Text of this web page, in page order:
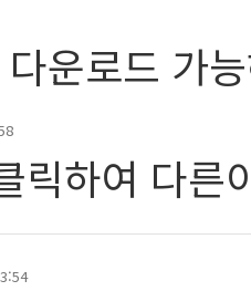
운로드 가
릭하여 다른